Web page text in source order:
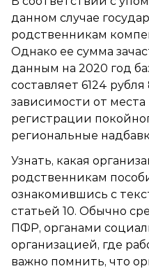
данном случае
родственникам
Однако ее сумма
данным на 2020 год
составляет 6124
зависимости от
регистрации
региональные
Узнать, какая
родственникам
ознакомившись с
статьей 10. Обычно
ПФР, органами
организацией, где
важно помнить, что